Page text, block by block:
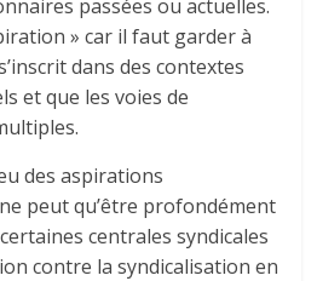
passées ou actuelles.
» car il faut garder à
dans des contextes
et que les voies de
des aspirations
peut qu’être profondément
centrales syndicales
contre la syndicalisation en